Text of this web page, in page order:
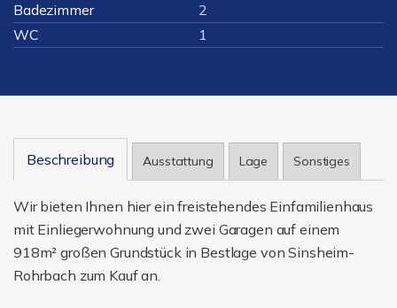
Badezimmer
2
WC
1
Beschreibung Ausstattung Lage Sonstiges
Wir bieten Ihnen hier ein freistehendes Einfamilienhaus
mit Einliegerwohnung und zwei Garagen auf einem
918m² großen Grundstück in Bestlage von Sinsheim-
Rohrbach zum Kauf an.